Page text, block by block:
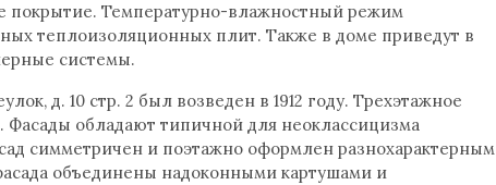
покрытие. Температурно-влажностный режим
теплоизоляционных плит. Также в доме приведут в
системы.
д. 10 стр. 2 был возведен в 1912 году. Трехэтажное
Фасады обладают типичной для неоклассицизма
симметричен и поэтажно оформлен разнохарактерным
объединены надоконными картушами и